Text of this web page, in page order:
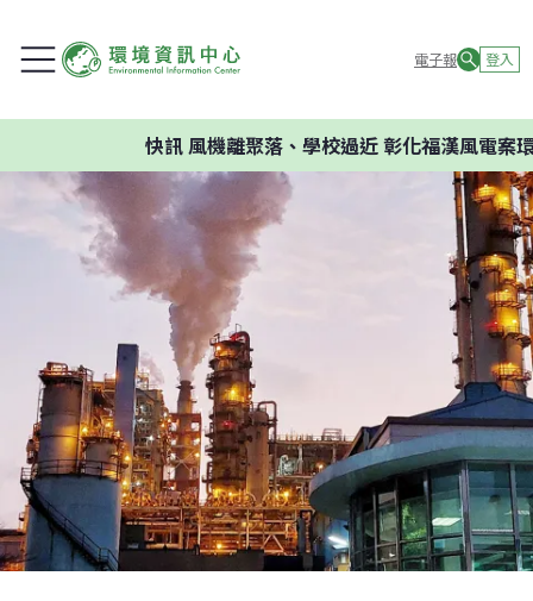
電子報 登入
風機離聚落、學校過近 彰化福漢風電案環委